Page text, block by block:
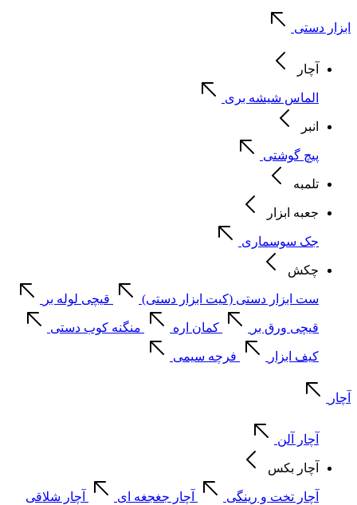
ابزار دستی
آچار
الماس شیشه بری
انبر
پیچ گوشتی
تلمبه
جعبه ابزار
جک سوسماری
چکش
ست ابزار دستی (کیت ابزار دستی) قیچی لوله بر
قیچی ورق بر کمان اره منگنه کوب دستی
کیف ابزار فرچه سیمی
آچار
آچار آلن
آچار بکس
آچار تخت و رینگی آچار جغجغه ای آچار شلاقی